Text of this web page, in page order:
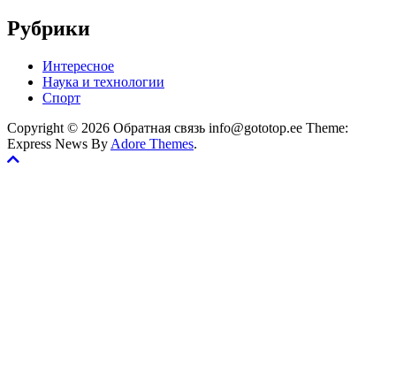
Рубрики
Интересное
Наука и технологии
Спорт
Copyright © 2026 Обратная связь info@gototop.ee Theme:
Express News By Adore Themes.